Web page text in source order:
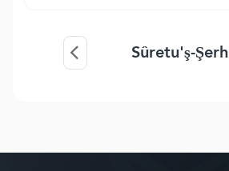
Sûretu'ş-Şerh